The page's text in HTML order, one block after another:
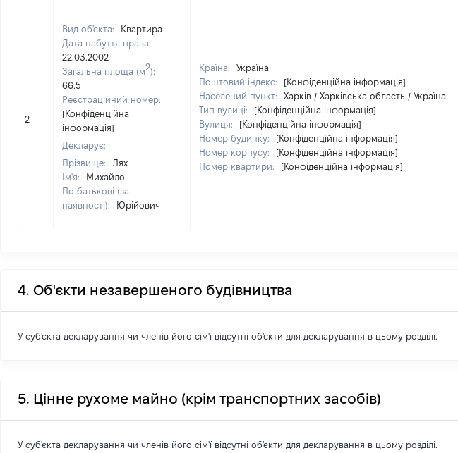
2
Вид об'єкта:
Квартира
Дата набуття права:
22.03.2002
Загальна площа (м2):
66.5
Реєстраційний номер:
[Конфіденційна
інформація]
Декларує:
Прізвище:
Лях
Ім'я:
Михайло
По батькові (за
наявності):
Юрійович
Країна:
Україна
Поштовий індекс:
[Конфіденційна інформація]
Населений пункт:
Харків / Харківська область / Україна
Тип вулиці:
[Конфіденційна інформація]
Вулиця:
[Конфіденційна інформація]
Номер будинку:
[Конфіденційна інформація]
Номер корпусу:
[Конфіденційна інформація]
Номер квартири:
[Конфіденційна інформація]
4. Об'єкти незавершеного будівництва
У суб'єкта декларування чи членів його сім'ї відсутні об'єкти для декларування в цьому розділі.
5. Цінне рухоме майно (крім транспортних засобів)
У суб'єкта декларування чи членів його сім'ї відсутні об'єкти для декларування в цьому розділі.